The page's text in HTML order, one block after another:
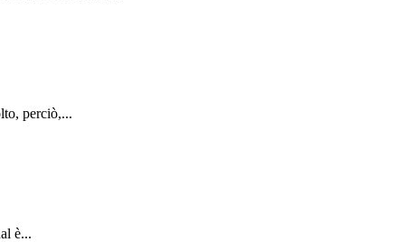
perciò,...
è...